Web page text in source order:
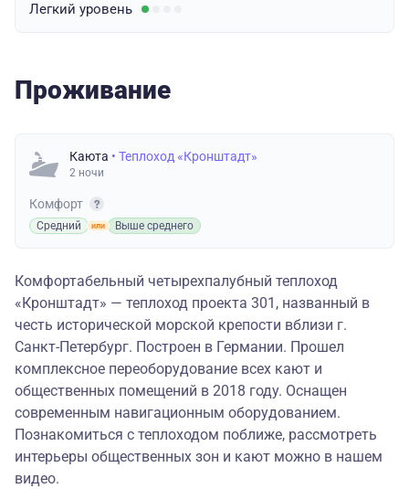
Легкий уровень
Проживание
Каюта • Теплоход «Кронштадт»
2 ночи
Комфорт
Средний Выше среднего
Комфортабельный четырехпалубный теплоход
«Кронштадт» — теплоход проекта 301, названный в
честь исторической морской крепости вблизи г.
Санкт-Петербург. Построен в Германии. Прошел
комплексное переоборудование всех кают и
общественных помещений в 2018 году. Оснащен
современным навигационным оборудованием.
Познакомиться с теплоходом поближе, рассмотреть
интерьеры общественных зон и кают можно в нашем
видео.